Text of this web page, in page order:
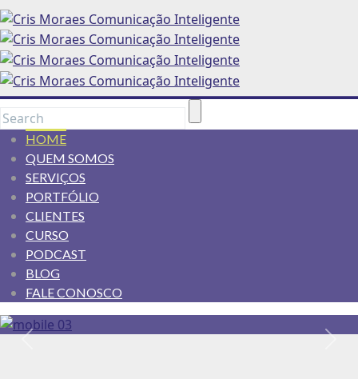
HOME
QUEM SOMOS
SERVIÇOS
PORTFÓLIO
CLIENTES
CURSO
PODCAST
BLOG
FALE CONOSCO